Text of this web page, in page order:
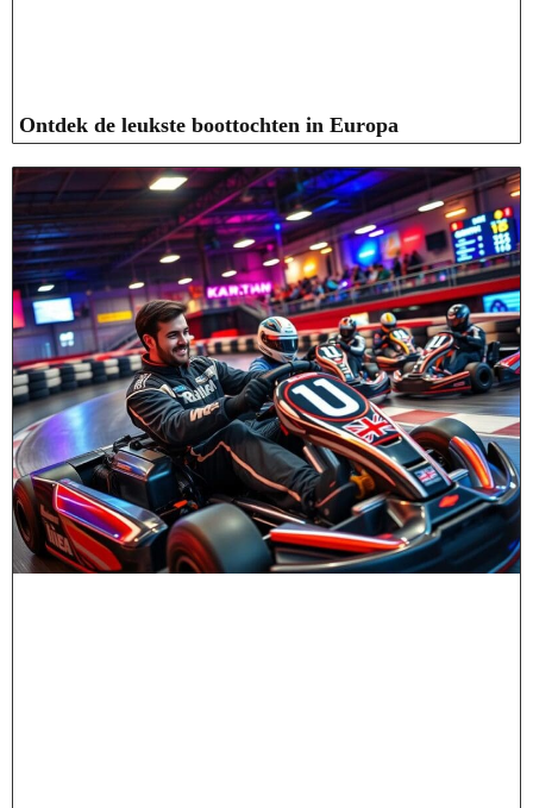
Ontdek de leukste boottochten in Europa